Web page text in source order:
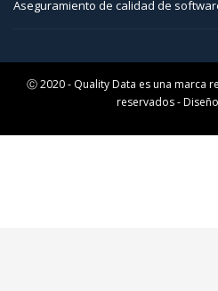
Aseguramiento de calidad de
Ⓒ 2020 - Quality Data es una marca
reservados -